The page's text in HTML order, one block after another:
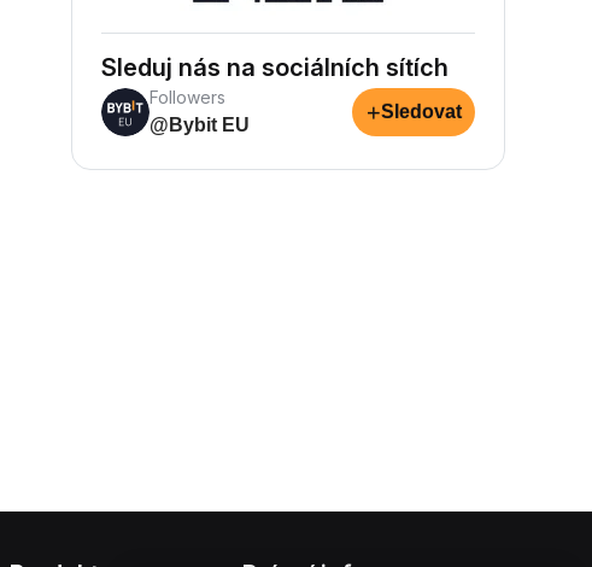
Sleduj nás na sociálních sítích
Followers
@Bybit EU
+Sledovat